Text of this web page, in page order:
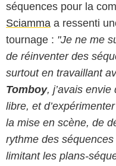
séquences pour la
Sciamma a ressenti
tournage : "Je ne me
de réinventer des
surtout en travaillant
Tomboy, j’avais
libre, et
la mise en scène, de
rythme des
limitant les plans-